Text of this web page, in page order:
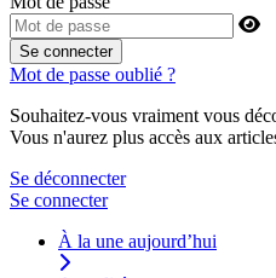
Se connecter
Mot de passe oublié ?
Souhaitez-vous vraiment vous
Vous n'aurez plus accès aux
Se déconnecter
Se connecter
À la une aujourd’hui